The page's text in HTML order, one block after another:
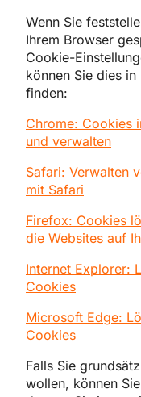
Wenn Sie
Ihrem Browser
Cookie-
können Sie dies
finden:
Chrome: Cookies
und verwalten
Safari: Verwalten
mit Safari
Firefox: Cookies
die Websites auf
Internet Explorer:
Cookies
Microsoft Edge:
Cookies
Falls Sie
wollen, können